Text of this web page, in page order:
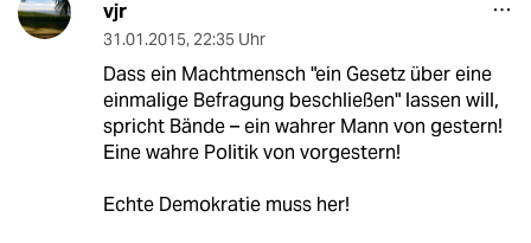
vjr
31.01.2015, 22:35 Uhr
Dass ein Machtmensch "ein Gesetz über eine
einmalige Befragung beschließen" lassen will,
spricht Bände – ein wahrer Mann von gestern!
Eine wahre Politik von vorgestern!
Echte Demokratie muss her!